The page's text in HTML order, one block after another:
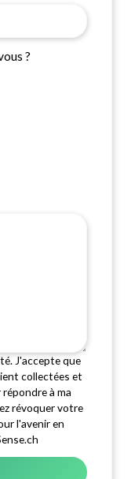
?
J'accepte que
collectées et
à ma
révoquer votre
l'avenir en